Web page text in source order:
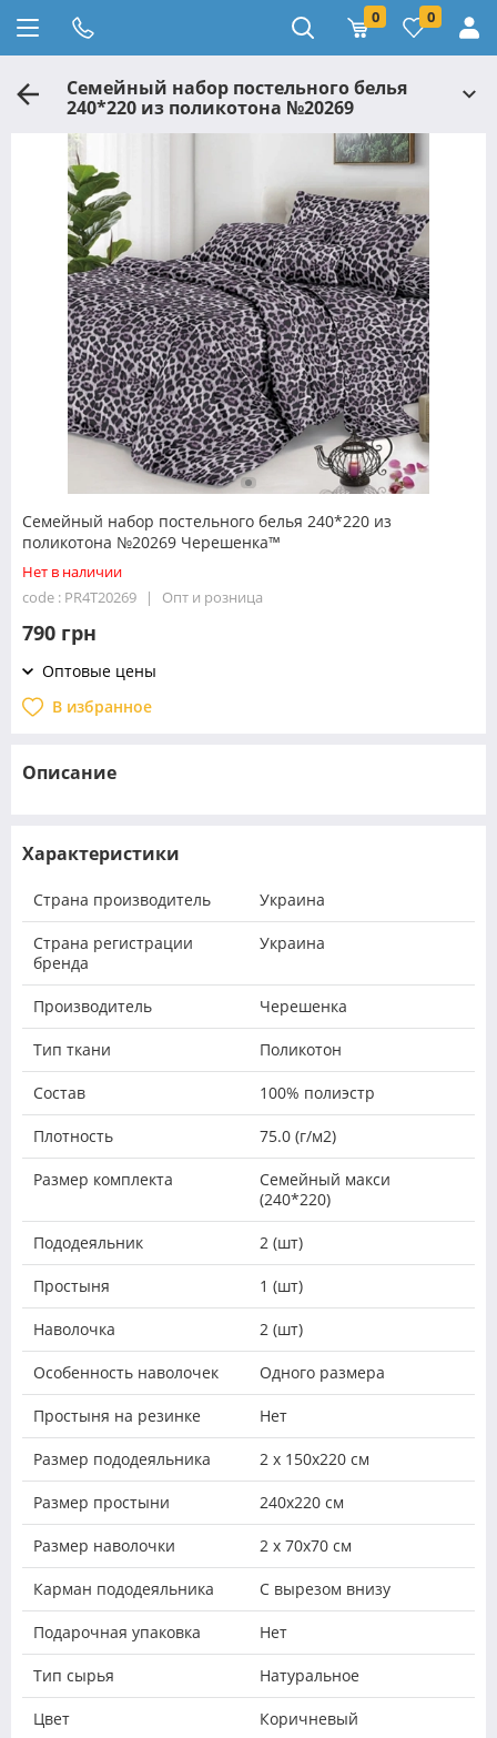
0 0
Семейный набор постельного белья
240*220 из поликотона №20269
Черешенка™
Семейный набор постельного белья 240*220 из
поликотона №20269 Черешенка™
Нет в наличии
code : PR4T20269
Опт и розница
790 грн
Оптовые цены
В избранное
Описание
Характеристики
Страна производитель Украина
Страна регистрации
бренда
Украина
Производитель Черешенка
Тип ткани Поликотон
Состав 100% полиэстр
Плотность 75.0 (г/м2)
Размер комплекта
Семейный макси
(240*220)
Пододеяльник 2 (шт)
Простыня 1 (шт)
Наволочка 2 (шт)
Особенность наволочек Одного размера
Простыня на резинке Нет
Размер пододеяльника 2 х 150х220 см
Размер простыни 240х220 см
Размер наволочки 2 х 70х70 см
Карман пододеяльника С вырезом внизу
Подарочная упаковка Нет
Тип сырья Натуральное
Цвет Коричневый